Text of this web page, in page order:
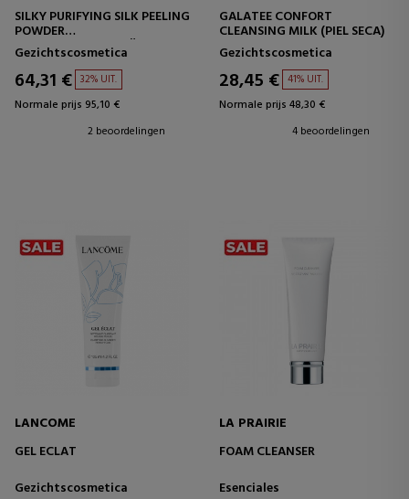
SILKY PURIFYING SILK PEELING
POWDER
ZUIVERENDE EXFOLIËRENDE
POEDER
Gezichtscosmetica
64,31 € 32% UIT.
Normale prijs 95,10 €
2 beoordelingen
GALATEE CONFORT
CLEANSING MILK (PIEL SECA)
Gezichtscosmetica
28,45 € 41% UIT.
Normale prijs 48,30 €
4 beoordelingen
LANCOME
GEL ECLAT
Gezichtscosmetica
LA PRAIRIE
FOAM CLEANSER
Esenciales